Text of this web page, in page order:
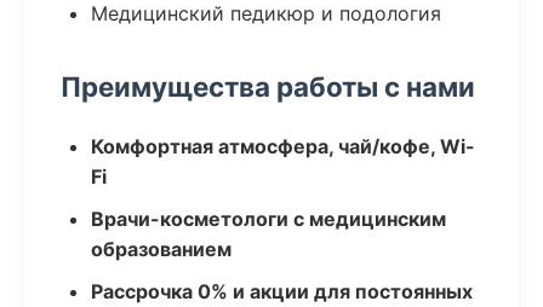
Медицинский педикюр и подология
Преимущества работы с нами
Комфортная атмосфера, чай/кофе, Wi-
Fi
Врачи-косметологи с медицинским
образованием
Рассрочка 0% и акции для постоянных